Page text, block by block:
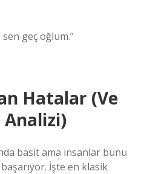
geç oğlum.”
Hatalar (Ve
basit ama insanlar bunu
İşte en klasik